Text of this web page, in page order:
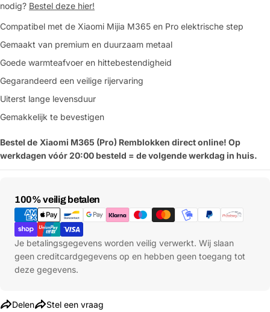
nodig? Bestel deze hier!
Compatibel met de Xiaomi Mijia M365 en Pro elektrische step
Gemaakt van premium en duurzaam metaal
Goede warmteafvoer en hittebestendigheid
Gegarandeerd een veilige rijervaring
Uiterst lange levensduur
Gemakkelijk te bevestigen
Bestel de Xiaomi M365 (Pro) Remblokken direct online! Op
werkdagen vóór 20:00 besteld = de volgende werkdag in huis.
100% veilig betalen
Betaalmethoden
Je betalingsgegevens worden veilig verwerkt. Wij slaan
geen creditcardgegevens op en hebben geen toegang tot
deze gegevens.
Delen Stel een vraag